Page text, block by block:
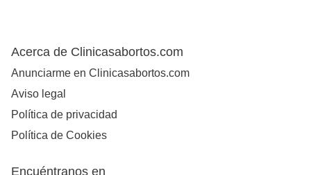
Acerca de Clinicasabortos.com
Anunciarme en Clinicasabortos.com
Aviso legal
Política de privacidad
Política de Cookies
Encuéntranos en